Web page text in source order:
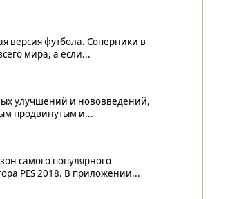
версия футбола. Соперники в
мира, а если...
улучшений и нововведений,
продвинутым и...
самого популярного
PES 2018. В приложении...